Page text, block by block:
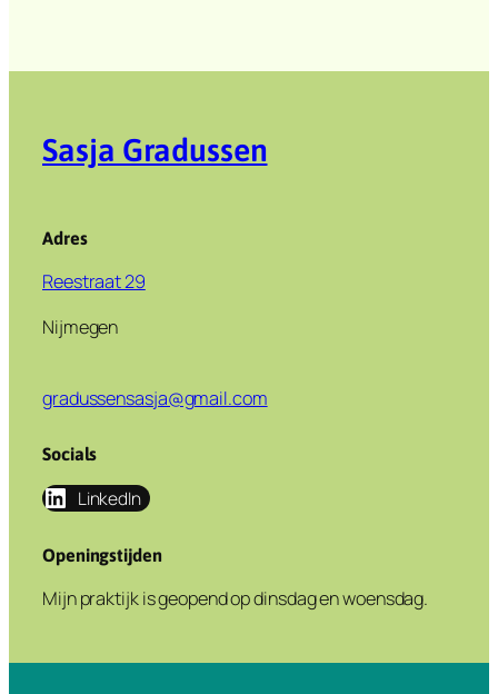
Sasja Gradussen
Adres
Reestraat 29
Nijmegen
gradussensasja@gmail.com
Socials
LinkedIn
Openingstijden
Mijn praktijk is geopend op dinsdag en woensdag.